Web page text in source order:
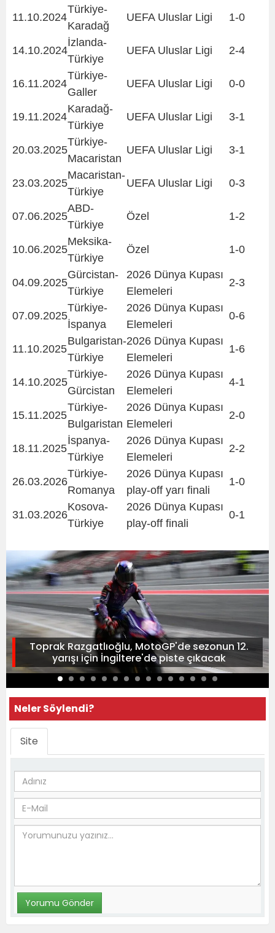
11.10.2024
Türkiye-
Karadağ
UEFA Uluslar Ligi 1-0
14.10.2024
İzlanda-
Türkiye
UEFA Uluslar Ligi 2-4
16.11.2024
Türkiye-
Galler
UEFA Uluslar Ligi 0-0
19.11.2024
Karadağ-
Türkiye
UEFA Uluslar Ligi 3-1
20.03.2025
Türkiye-
Macaristan
UEFA Uluslar Ligi 3-1
23.03.2025
Macaristan-
Türkiye
UEFA Uluslar Ligi 0-3
07.06.2025
ABD-
Türkiye
Özel 1-2
10.06.2025
Meksika-
Türkiye
Özel 1-0
04.09.2025
Gürcistan-
Türkiye
2026 Dünya Kupası
Elemeleri
2-3
07.09.2025
Türkiye-
İspanya
2026 Dünya Kupası
Elemeleri
0-6
11.10.2025
Bulgaristan-
Türkiye
2026 Dünya Kupası
Elemeleri
1-6
14.10.2025
Türkiye-
Gürcistan
2026 Dünya Kupası
Elemeleri
4-1
15.11.2025
Türkiye-
Bulgaristan
2026 Dünya Kupası
Elemeleri
2-0
18.11.2025
İspanya-
Türkiye
2026 Dünya Kupası
Elemeleri
2-2
26.03.2026
Türkiye-
Romanya
2026 Dünya Kupası
play-off yarı finali
1-0
31.03.2026
Kosova-
Türkiye
2026 Dünya Kupası
play-off finali
0-1
Toprak Razgatlıoğlu, MotoGP'de sezonun 12.
yarışı için İngiltere'de piste çıkacak
Neler Söylendi?
Site